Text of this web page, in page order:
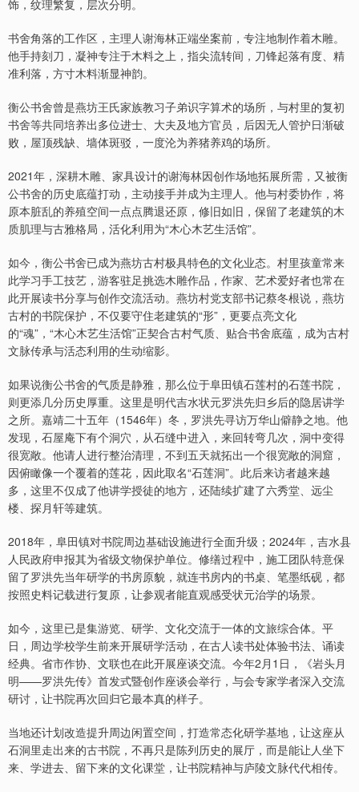
饰，纹理繁复，层次分明。
书舍角落的工作区，主理人谢海林正端坐案前，专注地制作着木雕。
他手持刻刀，凝神专注于木料之上，指尖流转间，刀锋起落有度、精
准利落，方寸木料渐显神韵。
衡公书舍曾是燕坊王氏家族教习子弟识字算术的场所，与村里的复初
书舍等共同培养出多位进士、大夫及地方官员，后因无人管护日渐破
败，屋顶残缺、墙体斑驳，一度沦为养猪养鸡的场所。
2021年，深耕木雕、家具设计的谢海林因创作场地拓展所需，又被衡
公书舍的历史底蕴打动，主动接手并成为主理人。他与村委协作，将
原本脏乱的养殖空间一点点腾退还原，修旧如旧，保留了老建筑的木
质肌理与古雅格局，活化利用为“木心木艺生活馆”。
如今，衡公书舍已成为燕坊古村极具特色的文化业态。村里孩童常来
此学习手工技艺，游客驻足挑选木雕作品，作家、艺术爱好者也常在
此开展读书分享与创作交流活动。燕坊村党支部书记蔡冬根说，燕坊
古村的书院保护，不仅要守住老建筑的“形”，更要点亮文化
的“魂”，“木心木艺生活馆”正契合古村气质、贴合书舍底蕴，成为古村
文脉传承与活态利用的生动缩影。
如果说衡公书舍的气质是静雅，那么位于阜田镇石莲村的石莲书院，
则更添几分历史厚重。这里是明代吉水状元罗洪先归乡后的隐居讲学
之所。嘉靖二十五年（1546年）冬，罗洪先寻访万华山僻静之地。他
发现，石屋庵下有个洞穴，从石缝中进入，来回转弯几次，洞中变得
很宽敞。他请人进行整治清理，不到五天就拓出一个很宽敞的洞窟，
因俯瞰像一个覆着的莲花，因此取名“石莲洞”。此后来访者越来越
多，这里不仅成了他讲学授徒的地方，还陆续扩建了六秀堂、远尘
楼、探月轩等建筑。
2018年，阜田镇对书院周边基础设施进行全面升级；2024年，吉水县
人民政府申报其为省级文物保护单位。修缮过程中，施工团队特意保
留了罗洪先当年研学的书房原貌，就连书房内的书桌、笔墨纸砚，都
按照史料记载进行复原，让参观者能直观感受状元治学的场景。
如今，这里已是集游览、研学、文化交流于一体的文旅综合体。平
日，周边学校学生前来开展研学活动，在古人读书处体验书法、诵读
经典。省市作协、文联也在此开展座谈交流。今年2月1日，《岩头月
明——罗洪先传》首发式暨创作座谈会举行，与会专家学者深入交流
研讨，让书院再次回归它最本真的样子。
当地还计划改造提升周边闲置空间，打造常态化研学基地，让这座从
石洞里走出来的古书院，不再只是陈列历史的展厅，而是能让人坐下
来、学进去、留下来的文化课堂，让书院精神与庐陵文脉代代相传。